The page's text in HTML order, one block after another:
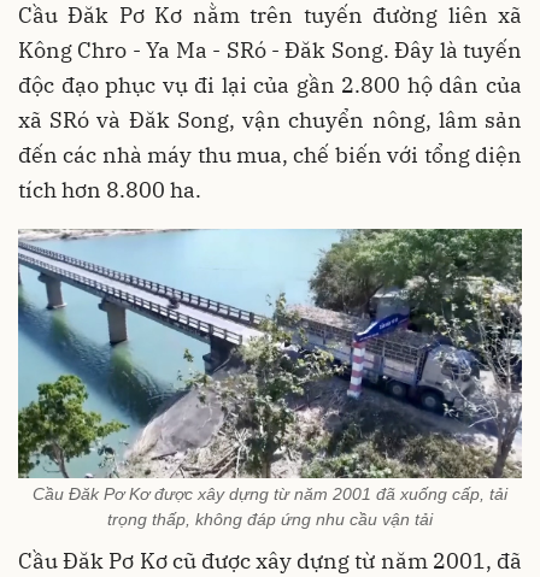
Cầu Đăk Pơ Kơ nằm trên tuyến đường liên xã
Kông Chro - Ya Ma - SRó - Đăk Song. Đây là tuyến
độc đạo phục vụ đi lại của gần 2.800 hộ dân của
xã SRó và Đăk Song, vận chuyển nông, lâm sản
đến các nhà máy thu mua, chế biến với tổng diện
tích hơn 8.800 ha.
Cầu Đăk Pơ Kơ được xây dựng từ năm 2001 đã xuống cấp, tải
trọng thấp, không đáp ứng nhu cầu vận tải
Cầu Đăk Pơ Kơ cũ được xây dựng từ năm 2001, đã